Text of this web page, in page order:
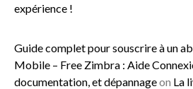
expérience !
Guide complet pour souscrire à un
Mobile – Free Zimbra : Aide
documentation, et dépannageon La